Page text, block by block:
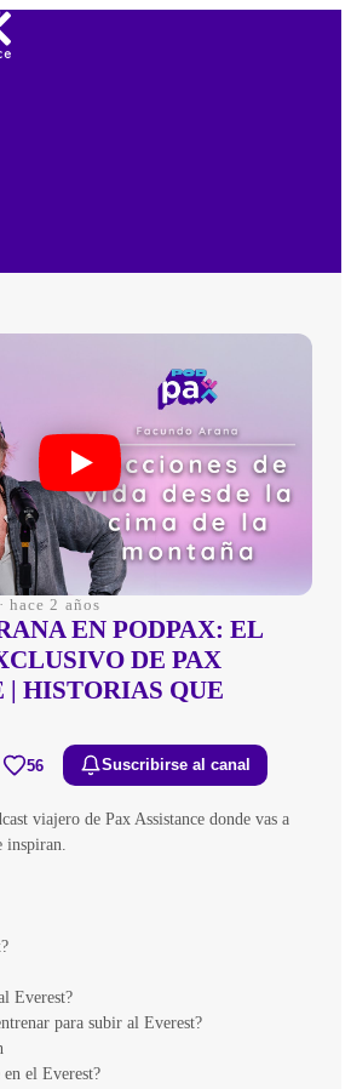
· hace 2 años
EN PODPAX: EL
DE PAX
| HISTORIAS QUE
56 Suscribirse al canal
viajero de Pax Assistance donde vas a
inspiran.
Everest?
para subir al Everest?
el Everest?